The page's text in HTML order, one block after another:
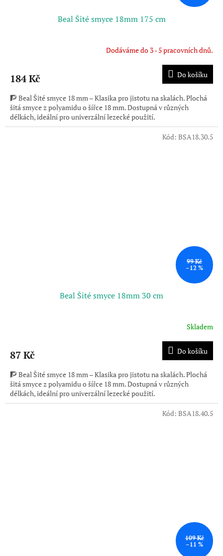
Beal Šité smyce 18mm 175 cm
je
z
5
hvězdiček.
Dodáváme do 3 - 5 pracovních dnů.
184 Kč Do košíku
🧗 Beal Šité smyce 18 mm – Klasika pro jistotu na skalách. Plochá
šitá smyce z polyamidu o šířce 18 mm. Dostupná v různých
délkách, ideální pro univerzální lezecké použití.
99 Kč
–12 %
Beal Šité smyce 18mm 30 cm
Skladem
87 Kč Do košíku
🧗 Beal Šité smyce 18 mm – Klasika pro jistotu na skalách. Plochá
šitá smyce z polyamidu o šířce 18 mm. Dostupná v různých
délkách, ideální pro univerzální lezecké použití.
Kód: BSA18.30.5
109 Kč
–11 %
Kód: BSA18.40.5